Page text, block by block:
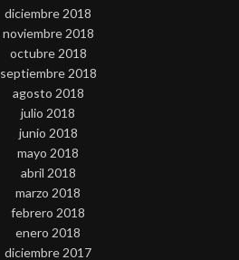
diciembre 2018
noviembre 2018
octubre 2018
septiembre 2018
agosto 2018
julio 2018
junio 2018
mayo 2018
abril 2018
marzo 2018
febrero 2018
enero 2018
diciembre 2017